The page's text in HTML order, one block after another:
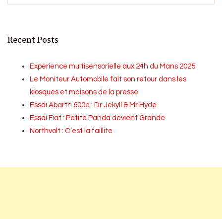
Recent Posts
Expérience multisensorielle aux 24h du Mans 2025
Le Moniteur Automobile fait son retour dans les
kiosques et maisons de la presse
Essai Abarth 600e : Dr Jekyll & Mr Hyde
Essai Fiat : Petite Panda devient Grande
Northvolt : C’est la faillite